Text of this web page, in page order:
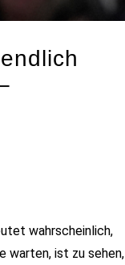
wahrscheinlich,
warten, ist zu sehen,